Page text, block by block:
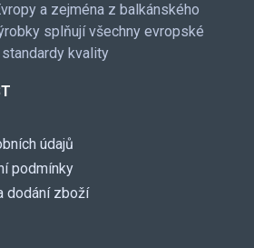
a zejména z balkánského
splňují všechny evropské
standardy kvality
údajů
podmínky
dodání zboží